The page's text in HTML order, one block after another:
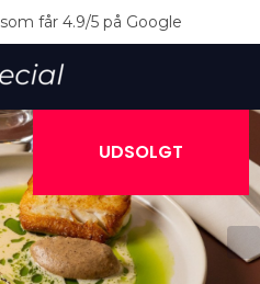
som får 4.9/5 på Google
UDSOLGT